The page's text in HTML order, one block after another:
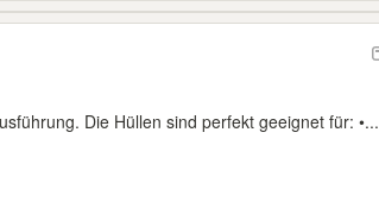
Die Hüllen sind perfekt geeignet für: •...